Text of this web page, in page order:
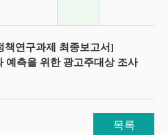
책연구과제 최종보고서]
예측을 위한 광고주대상 조사
목록